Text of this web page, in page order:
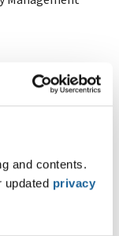
and contents.
updated privacy